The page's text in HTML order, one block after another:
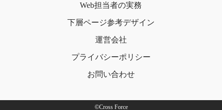
Web担当者の実務
下層ページ参考デザイン
運営会社
プライバシーポリシー
お問い合わせ
©Cross Force